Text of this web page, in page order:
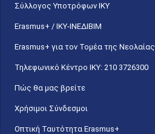
Σύλλογος Υποτρόφων ΙΚΥ
Erasmus+ / ΙΚΥ-ΙΝΕΔΙΒΙΜ
Erasmus+ για τον Τομέα της Νεολαίας
Τηλεφωνικό Κέντρο IKY: 210 3726300
Πώς θα μας βρείτε
Χρήσιμοι Σύνδεσμοι
Οπτική Ταυτότητα Erasmus+